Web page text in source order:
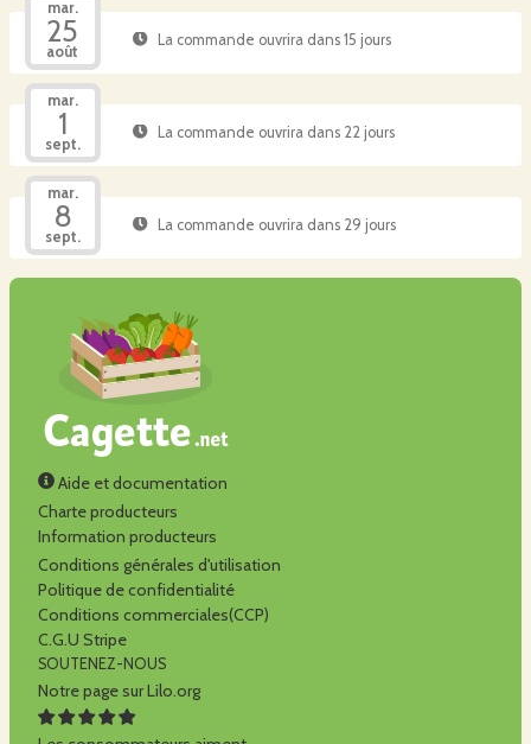
mar.
25
août
La commande ouvrira dans 15 jours
mar.
1
sept.
La commande ouvrira dans 22 jours
mar.
8
sept.
La commande ouvrira dans 29 jours
Aide et documentation
Charte producteurs
Information producteurs
Conditions générales d'utilisation
Politique de confidentialité
Conditions commerciales(CCP)
C.G.U Stripe
SOUTENEZ-NOUS
Notre page sur Lilo.org